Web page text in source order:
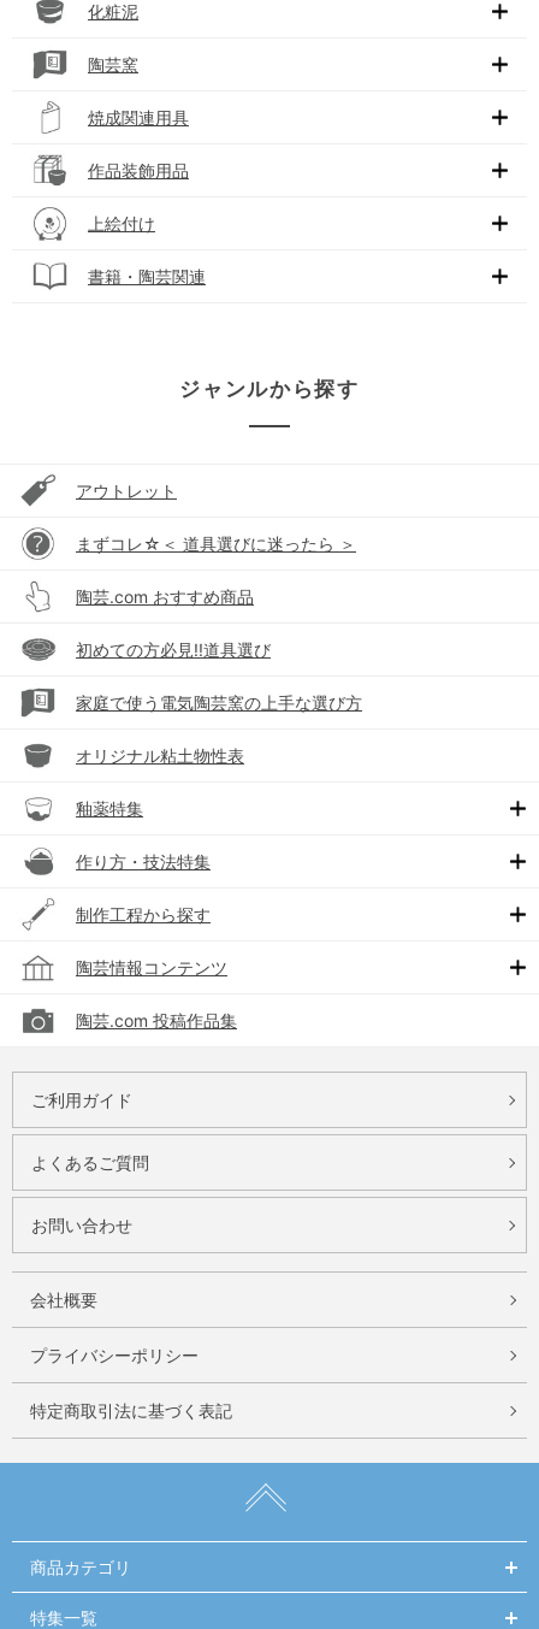
化粧泥
陶芸窯
焼成関連用具
作品装飾用品
上絵付け
書籍・陶芸関連
ジャンルから探す
アウトレット
まずコレ☆＜ 道具選びに迷ったら ＞
陶芸.com おすすめ商品
初めての方必見!!道具選び
家庭で使う電気陶芸窯の上手な選び方
オリジナル粘土物性表
釉薬特集
作り方・技法特集
制作工程から探す
陶芸情報コンテンツ
陶芸.com 投稿作品集
ご利用ガイド
よくあるご質問
お問い合わせ
会社概要
プライバシーポリシー
特定商取引法に基づく表記
商品カテゴリ
特集一覧